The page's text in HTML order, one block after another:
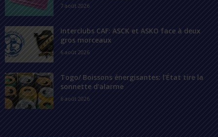
7 août 2026
Interclubs CAF: ASCK et ASKO face à deux
gros morceaux
6 août 2026
Togo/ Boissons énergisantes: l’État tire la
sonnette d’alarme
6 août 2026